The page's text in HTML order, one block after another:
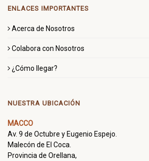
ENLACES IMPORTANTES
Acerca de Nosotros
Colabora con Nosotros
¿Cómo llegar?
NUESTRA UBICACIÓN
MACCO
Av. 9 de Octubre y Eugenio Espejo.
Malecón de El Coca.
Provincia de Orellana,